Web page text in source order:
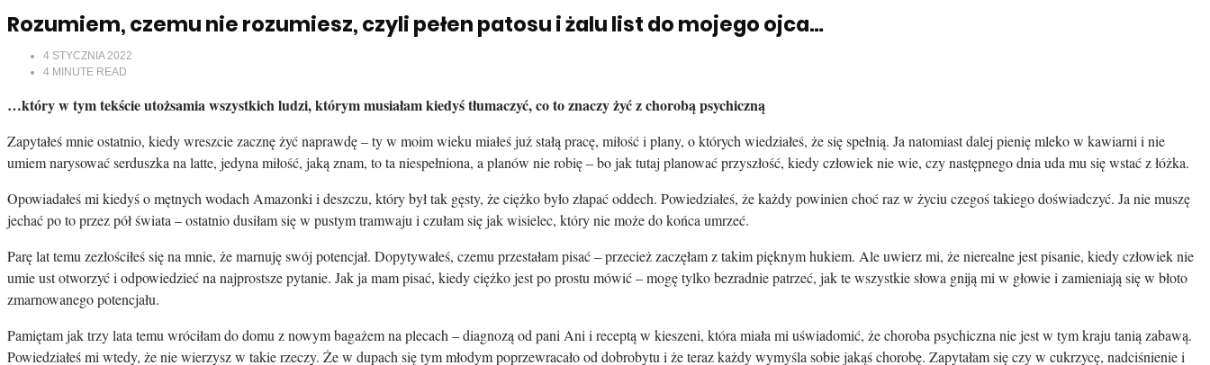
Rozumiem, czemu nie rozumiesz, czyli pełen patosu i żalu list do mojego ojca…
4 STYCZNIA 2022
4 MINUTE READ
…który w tym tekście utożsamia wszystkich ludzi, którym musiałam kiedyś tłumaczyć, co to znaczy żyć z chorobą psychiczną
Zapytałeś mnie ostatnio, kiedy wreszcie zacznę żyć naprawdę – ty w moim wieku miałeś już stałą pracę, miłość i plany, o których wiedziałeś, że się spełnią. Ja natomiast dalej pienię mleko w kawiarni i nie
umiem narysować serduszka na latte, jedyna miłość, jaką znam, to ta niespełniona, a planów nie robię – bo jak tutaj planować przyszłość, kiedy człowiek nie wie, czy następnego dnia uda mu się wstać z łóżka.
Opowiadałeś mi kiedyś o mętnych wodach Amazonki i deszczu, który był tak gęsty, że ciężko było złapać oddech. Powiedziałeś, że każdy powinien choć raz w życiu czegoś takiego doświadczyć. Ja nie muszę
jechać po to przez pół świata – ostatnio dusiłam się w pustym tramwaju i czułam się jak wisielec, który nie może do końca umrzeć.
Parę lat temu zezłościłeś się na mnie, że marnuję swój potencjał. Dopytywałeś, czemu przestałam pisać – przecież zaczęłam z takim pięknym hukiem. Ale uwierz mi, że nierealne jest pisanie, kiedy człowiek nie
umie ust otworzyć i odpowiedzieć na najprostsze pytanie. Jak ja mam pisać, kiedy ciężko jest po prostu mówić – mogę tylko bezradnie patrzeć, jak te wszystkie słowa gniją mi w głowie i zamieniają się w błoto
zmarnowanego potencjału.
Pamiętam jak trzy lata temu wróciłam do domu z nowym bagażem na plecach – diagnozą od pani Ani i receptą w kieszeni, która miała mi uświadomić, że choroba psychiczna nie jest w tym kraju tanią zabawą.
Powiedziałeś mi wtedy, że nie wierzysz w takie rzeczy. Że w dupach się tym młodym poprzewracało od dobrobytu i że teraz każdy wymyśla sobie jakąś chorobę. Zapytałam się czy w cukrzycę, nadciśnienie i